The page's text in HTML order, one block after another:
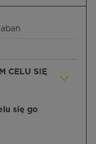
CELU SIĘ
się go